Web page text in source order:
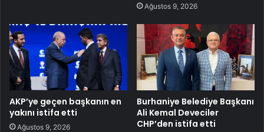
Ağustos 9, 2026
AKP’ye geçen başkanın en
yakını istifa etti
Ağustos 9, 2026
Burhaniye Belediye Başkanı
Ali Kemal Deveciler
CHP’den istifa etti